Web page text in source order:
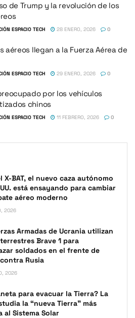
de Trump y la revolución de los
ESPACIO TECH 28 ENERO, 2026 0
aéreos llegan a la Fuerza Aérea de
ESPACIO TECH 29 ENERO, 2026 0
por los vehículos
chinos
ESPACIO TECH 11 FEBRERO, 2026 0
X-BAT, el nuevo caza autónomo
está ensayando para cambiar
aéreo moderno
2026
Armadas de Ucrania utilizan
Brave 1 para
soldados en el frente de
Rusia
2026
para evacuar la Tierra? La
la “nueva Tierra” más
al Sistema Solar